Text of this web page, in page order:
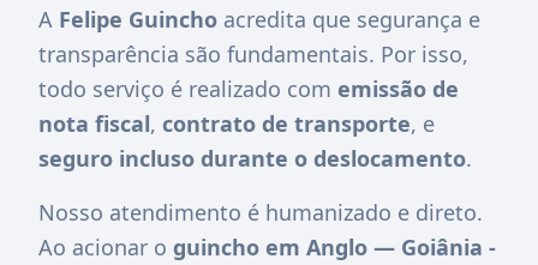
A Felipe Guincho acredita que segurança e
transparência são fundamentais. Por isso,
todo serviço é realizado com emissão de
nota fiscal, contrato de transporte, e
seguro incluso durante o deslocamento.
Nosso atendimento é humanizado e direto.
Ao acionar o guincho em Anglo — Goiânia -